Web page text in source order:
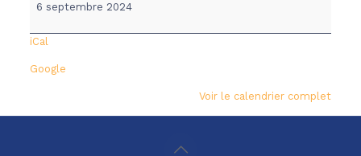
&
KINE-
6 septembre 2024
iCal
Google
Voir le calendrier complet